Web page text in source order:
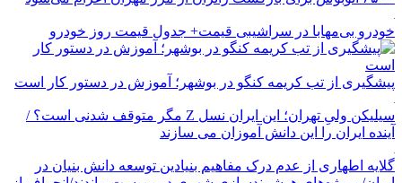
خودرو بی‌مهابا در سراشیبی قیمت+ جدول قیمت روز خودرو
پیشگیری از تب کریمه کنگو در بوشهر؛ آموزش در دستور کار است
سیلیکن ولیِ تهران؛ این ایران نسل Z مگر متوقف شدنی است؟ /
آینده ایران را این دانش آموزان می سازند
گلایه اطهاری از عدم درک مفاهیم بنیادین توسعه دانش بنیان در